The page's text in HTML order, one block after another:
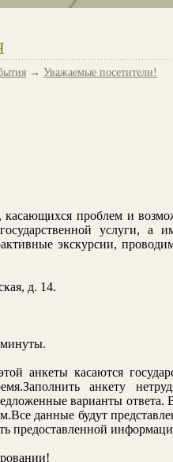
→ Уважаемые посетители!
касающихся проблем и
услуги, а
экскурсии,
д. 14.
минуты.
анкеты касаются
анкету
варианты ответа.
данные будут
предоставленной